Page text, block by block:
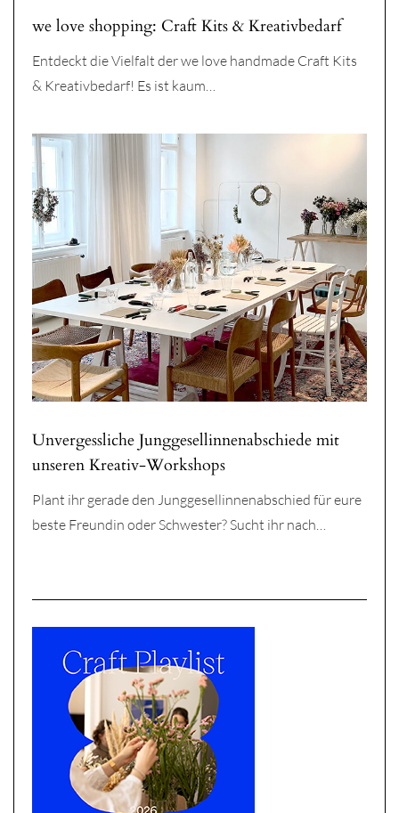
we love shopping: Craft Kits & Kreativbedarf
Entdeckt die Vielfalt der we love handmade Craft Kits
& Kreativbedarf! Es ist kaum…
Unvergessliche Junggesellinnenabschiede mit
unseren Kreativ-Workshops
Plant ihr gerade den Junggesellinnenabschied für eure
beste Freundin oder Schwester? Sucht ihr nach…